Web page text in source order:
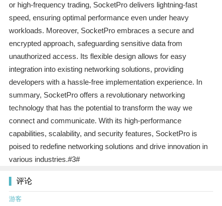
or high-frequency trading, SocketPro delivers lightning-fast
speed, ensuring optimal performance even under heavy
workloads. Moreover, SocketPro embraces a secure and
encrypted approach, safeguarding sensitive data from
unauthorized access. Its flexible design allows for easy
integration into existing networking solutions, providing
developers with a hassle-free implementation experience. In
summary, SocketPro offers a revolutionary networking
technology that has the potential to transform the way we
connect and communicate. With its high-performance
capabilities, scalability, and security features, SocketPro is
poised to redefine networking solutions and drive innovation in
various industries.#3#
评论
游客